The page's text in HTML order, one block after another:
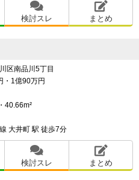
検討スレ まとめ
区南品川5丁目
・1億90万円
40.66m²
大井町 駅 徒歩7分
検討スレ まとめ